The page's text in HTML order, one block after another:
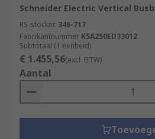
Schneider Electric Vertical
RS-stocknr. 346-717
Fabrikantnummer KSA250ED33012
Subtotaal (1 eenheid)
€ 1.455,56(excl. BTW)
Aantal